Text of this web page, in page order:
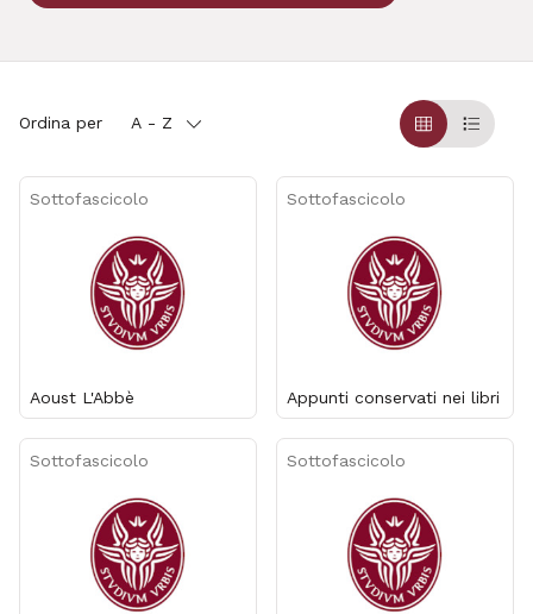
Ordina per A - Z
GrigliaTable
Sottofascicolo
Aoust L'Abbè
Sottofascicolo
Appunti conservati nei libri
Sottofascicolo Sottofascicolo